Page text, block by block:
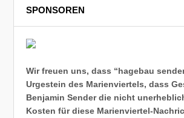
SPONSOREN
Wir freuen uns, dass “hagebau
Urgestein des Marienviertels, dass
Benjamin Sender die nicht
Kosten für diese Marienviertel-